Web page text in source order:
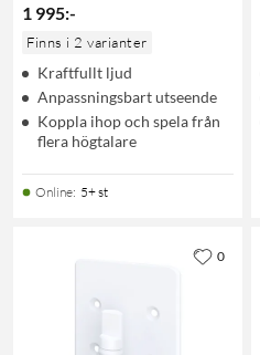
1 995:-
Finns i 2 varianter
Kraftfullt ljud
Anpassningsbart utseende
Koppla ihop och spela från
flera högtalare
Online: 5+ st
0